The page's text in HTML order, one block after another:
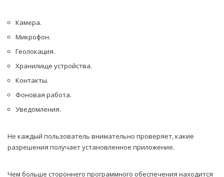
Камера.
Микрофон.
Геолокация.
Хранилище устройства.
Контакты.
Фоновая работа.
Уведомления.
Не каждый пользователь внимательно проверяет, какие
разрешения получает установленное приложение.
Чем больше стороннего программного обеспечения находится